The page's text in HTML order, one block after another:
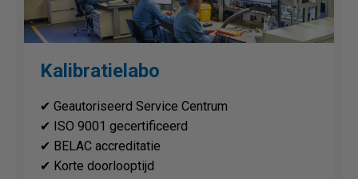
Kalibratielabo
✔ Geautoriseerd Service Centrum
✔ ISO 9001 gecertificeerd
✔ BELAC accreditatie
✔ Korte doorlooptijd